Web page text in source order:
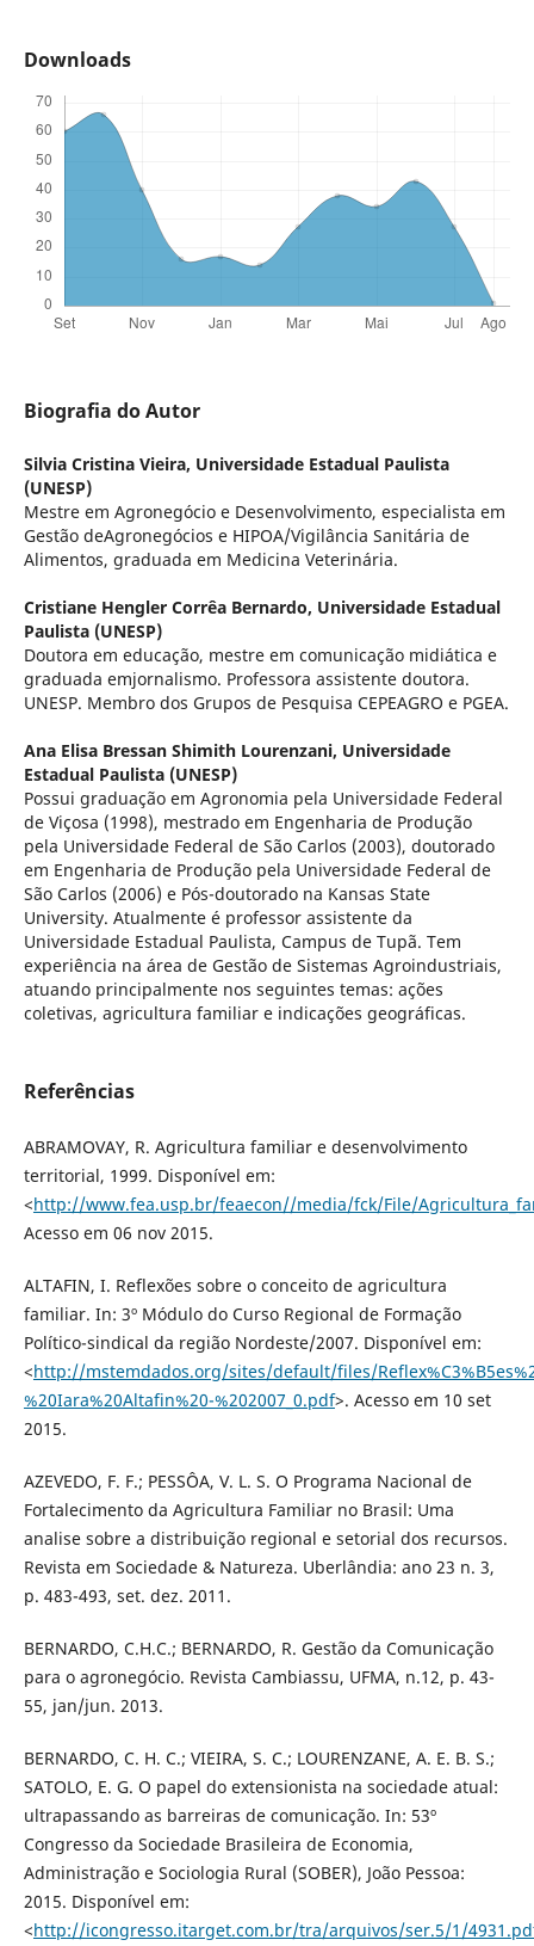
Downloads
Biografia do Autor
Silvia Cristina Vieira, Universidade Estadual Paulista
(UNESP)
Mestre em Agronegócio e Desenvolvimento, especialista em
Gestão deAgronegócios e HIPOA/Vigilância Sanitária de
Alimentos, graduada em Medicina Veterinária.
Cristiane Hengler Corrêa Bernardo, Universidade Estadual
Paulista (UNESP)
Doutora em educação, mestre em comunicação midiática e
graduada emjornalismo. Professora assistente doutora.
UNESP. Membro dos Grupos de Pesquisa CEPEAGRO e PGEA.
Ana Elisa Bressan Shimith Lourenzani, Universidade
Estadual Paulista (UNESP)
Possui graduação em Agronomia pela Universidade Federal
de Viçosa (1998), mestrado em Engenharia de Produção
pela Universidade Federal de São Carlos (2003), doutorado
em Engenharia de Produção pela Universidade Federal de
São Carlos (2006) e Pós-doutorado na Kansas State
University. Atualmente é professor assistente da
Universidade Estadual Paulista, Campus de Tupã. Tem
experiência na área de Gestão de Sistemas Agroindustriais,
atuando principalmente nos seguintes temas: ações
coletivas, agricultura familiar e indicações geográficas.
Referências
ABRAMOVAY, R. Agricultura familiar e desenvolvimento
territorial, 1999. Disponível em:
<http://www.fea.usp.br/feaecon//media/fck/File/
Acesso em 06 nov 2015.
ALTAFIN, I. Reflexões sobre o conceito de agricultura
familiar. In: 3º Módulo do Curso Regional de Formação
Político-sindical da região Nordeste/2007. Disponível em:
<http://mstemdados.org/sites/default/files/
%20Iara%20Altafin%20-%202007_0.pdf>. Acesso em 10 set
2015.
AZEVEDO, F. F.; PESSÔA, V. L. S. O Programa Nacional de
Fortalecimento da Agricultura Familiar no Brasil: Uma
analise sobre a distribuição regional e setorial dos recursos.
Revista em Sociedade & Natureza. Uberlândia: ano 23 n. 3,
p. 483-493, set. dez. 2011.
BERNARDO, C.H.C.; BERNARDO, R. Gestão da Comunicação
para o agronegócio. Revista Cambiassu, UFMA, n.12, p. 43-
55, jan/jun. 2013.
BERNARDO, C. H. C.; VIEIRA, S. C.; LOURENZANE, A. E. B. S.;
SATOLO, E. G. O papel do extensionista na sociedade atual:
ultrapassando as barreiras de comunicação. In: 53º
Congresso da Sociedade Brasileira de Economia,
Administração e Sociologia Rural (SOBER), João Pessoa:
2015. Disponível em:
<http://icongresso.itarget.com.br/tra/arquivos/ser.5/1/